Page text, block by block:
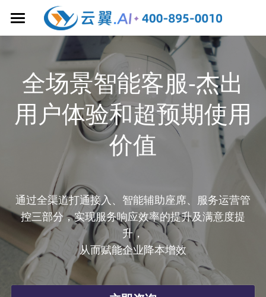
首页
大模型增强
AI 文本机器人
AI 语音机器人
智能坐席辅助
YunYee AI 智能体
YunYee BI 大屏
客户联络中心
全渠道 AI 在线客服
5G 视频客服
全球 AI 客服
业务协作
CRM 客户管理
企微 AI 客服
AI 排班系统
AI 工作手机
AI 智能工牌
AI 外呼手机
AI 获客系统
云翼企搜客
AI客服/呼叫中心
私有云呼叫中心
智能通讯服务
人工在线客服
智能客服
产品&场景解决方案
企业微信SCRM
企微加粉方案
成功案例&干货分享
关于云翼
全场景智能客服-杰出
用户体验和超预期使用
价值
通过全渠道打通接入、智能辅助座席、服务运营管
控三部分，实现服务响应效率的提升及满意度提
升，
从而赋能企业降本增效